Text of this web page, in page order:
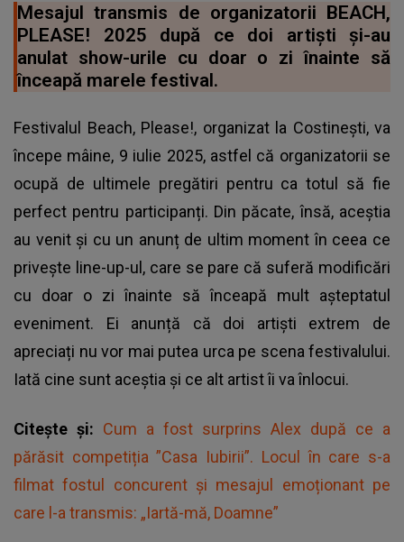
Mesajul transmis de organizatorii BEACH,
PLEASE! 2025 după ce doi artiști și-au
anulat show-urile cu doar o zi înainte să
înceapă marele festival.
Festivalul Beach, Please!, organizat la Costinești, va
începe mâine, 9 iulie 2025, astfel că organizatorii se
ocupă de ultimele pregătiri pentru ca totul să fie
perfect pentru participanți. Din păcate, însă, aceștia
au venit și cu un anunț de ultim moment în ceea ce
privește line-up-ul, care se pare că suferă modificări
cu doar o zi înainte să înceapă mult așteptatul
eveniment. Ei anunță că doi artiști extrem de
apreciați nu vor mai putea urca pe scena festivalului.
Iată cine sunt aceștia și ce alt artist îi va înlocui.
Citește și: Cum a fost surprins Alex după ce a
părăsit competiția ”Casa Iubirii”. Locul în care s-a
filmat fostul concurent și mesajul emoționant pe
care l-a transmis: „Iartă-mă, Doamne”